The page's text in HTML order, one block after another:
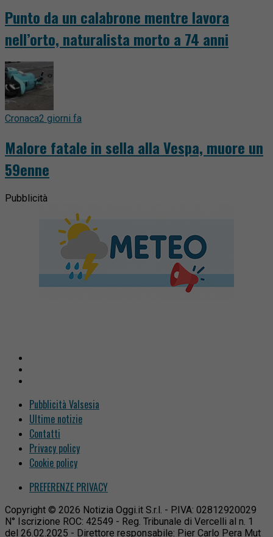
Punto da un calabrone mentre lavora
nell’orto, naturalista morto a 74 anni
Cronaca2 giorni fa
Malore fatale in sella alla Vespa, muore un
59enne
Pubblicità
Pubblicità Valsesia
Ultime notizie
Contatti
Privacy policy
Cookie policy
PREFERENZE PRIVACY
Copyright © 2026 Notizia Oggi.it S.r.l. - P.IVA: 02812920029
N° Iscrizione ROC: 42549 - Reg. Tribunale di Vercelli al n. 1
del 26.02.2025 - Direttore responsabile: Pier Carlo Pera Mut